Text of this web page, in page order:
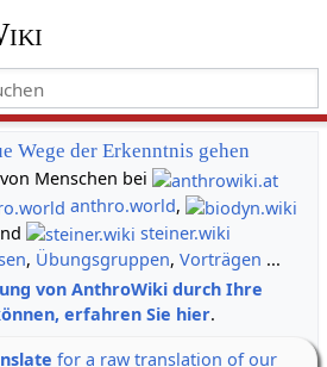
Wege der Erkenntnis gehen
Menschen bei
anthro.world,
steiner.wiki
, Übungsgruppen, Vorträgen ...
von AnthroWiki durch Ihre
erfahren Sie hier.
for a raw translation of our